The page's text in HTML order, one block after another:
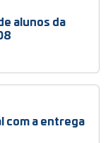
alunos da
com a entrega